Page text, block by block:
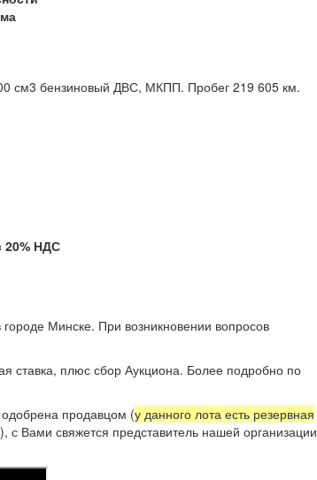
см3 бензиновый ДВС, МКПП. Пробег 219 605 км.
20% НДС
Минске. При возникновении вопросов
ставка, плюс сбор Аукциона. Более подробно по
продавцом (у данного лота есть резервная
), с Вами свяжется представитель нашей организации